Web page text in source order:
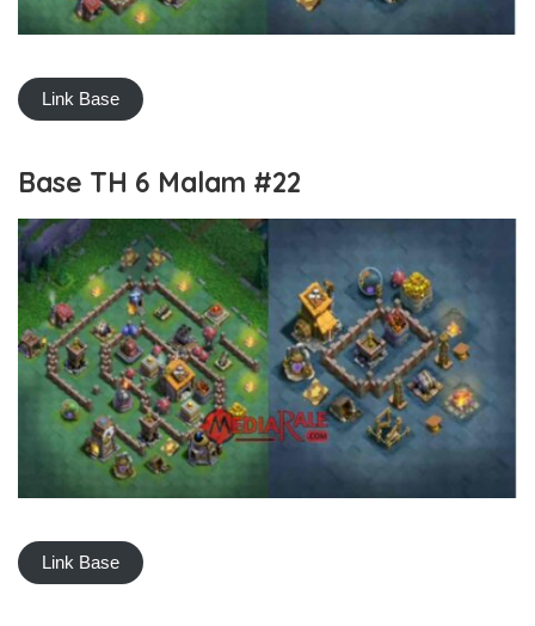
Link Base
Base TH 6 Malam #22
Link Base